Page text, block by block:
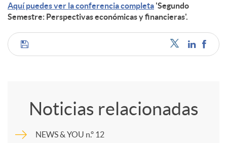
Aquí puedes ver la conferencia completa 'Segundo
Semestre: Perspectivas económicas y financieras'.
C
Noticias relacionadas
NEWS & YOU n.º 12